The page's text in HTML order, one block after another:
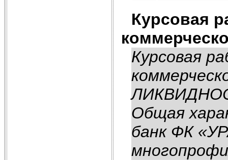
Курсовая
Курсовая
Общая
банк ФК